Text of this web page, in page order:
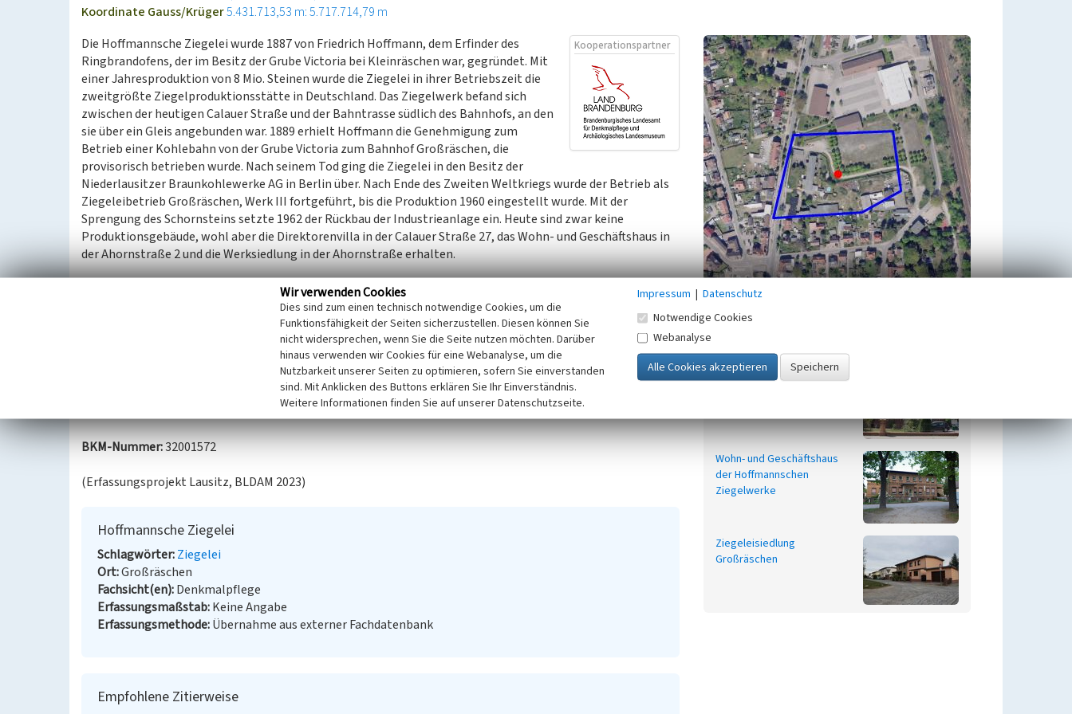
Koordinate Gauss/Krüger5.431.713,53 m: 5.717.714,79 m
Kooperationspartner
Die Hoffmannsche Ziegelei wurde 1887 von Friedrich Hoffmann, dem Erfinder des
Ringbrandofens, der im Besitz der Grube Victoria bei Kleinräschen war, gegründet. Mit
einer Jahresproduktion von 8 Mio. Steinen wurde die Ziegelei in ihrer Betriebszeit die
zweitgrößte Ziegelproduktionsstätte in Deutschland. Das Ziegelwerk befand sich
zwischen der heutigen Calauer Straße und der Bahntrasse südlich des Bahnhofs, an den
sie über ein Gleis angebunden war. 1889 erhielt Hoffmann die Genehmigung zum
Betrieb einer Kohlebahn von der Grube Victoria zum Bahnhof Großräschen, die
provisorisch betrieben wurde. Nach seinem Tod ging die Ziegelei in den Besitz der
Niederlausitzer Braunkohlewerke AG in Berlin über. Nach Ende des Zweiten Weltkriegs wurde der Betrieb als
Ziegeleibetrieb Großräschen, Werk III fortgeführt, bis die Produktion 1960 eingestellt wurde. Mit der
Sprengung des Schornsteins setzte 1962 der Rückbau der Industrieanlage ein. Heute sind zwar keine
Produktionsgebäude, wohl aber die Direktorenvilla in der Calauer Straße 27, das Wohn- und Geschäftshaus in
der Ahornstraße 2 und die Werksiedlung in der Ahornstraße erhalten.
Böhnisch, Fritz/Grune, Hans-Joachim/Jedrzejczak, Dieter/Melke, Roland: Chronik Großräschen,
BKM-Nummer:32001572
(Erfassungsprojekt Lausitz, BLDAM 2023)
Hoffmannsche Ziegelei
Schlagwörter Ziegelei
Ort Großräschen
Fachsicht(en) Denkmalpflege
Erfassungsmaßstab Keine Angabe
Erfassungsmethode Übernahme aus externer Fachdatenbank
Empfohlene Zitierweise
Untergeordnete Objekte
Direktorenvilla Hoffmann
Wohn- und Geschäftshaus
der Hoffmannschen
Ziegelwerke
Ziegeleisiedlung
Großräschen
Wir verwenden Cookies
Dies sind zum einen technisch notwendige Cookies, um die
Funktionsfähigkeit der Seiten sicherzustellen. Diesen können Sie
nicht widersprechen, wenn Sie die Seite nutzen möchten. Darüber
hinaus verwenden wir Cookies für eine Webanalyse, um die
Nutzbarkeit unserer Seiten zu optimieren, sofern Sie einverstanden
sind. Mit Anklicken des Buttons erklären Sie Ihr Einverständnis.
Weitere Informationen finden Sie auf unserer Datenschutzseite.
Impressum | Datenschutz
Notwendige Cookies
Webanalyse